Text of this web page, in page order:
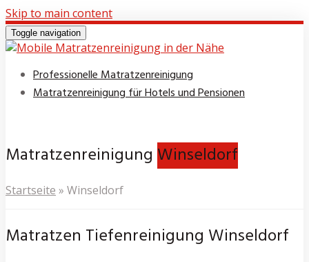
Skip to main content
Toggle navigation
Professionelle Matratzenreinigung
Matratzenreinigung für Hotels und Pensionen
Matratzenreinigung Winseldorf
Startseite » Winseldorf
Matratzen Tiefenreinigung Winseldorf